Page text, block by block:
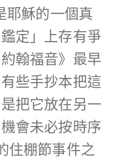
耶穌的一個真
定」上存有爭
翰福音》最早
些手抄本把這
把它放在另一
會未必按時序
住棚節事件之